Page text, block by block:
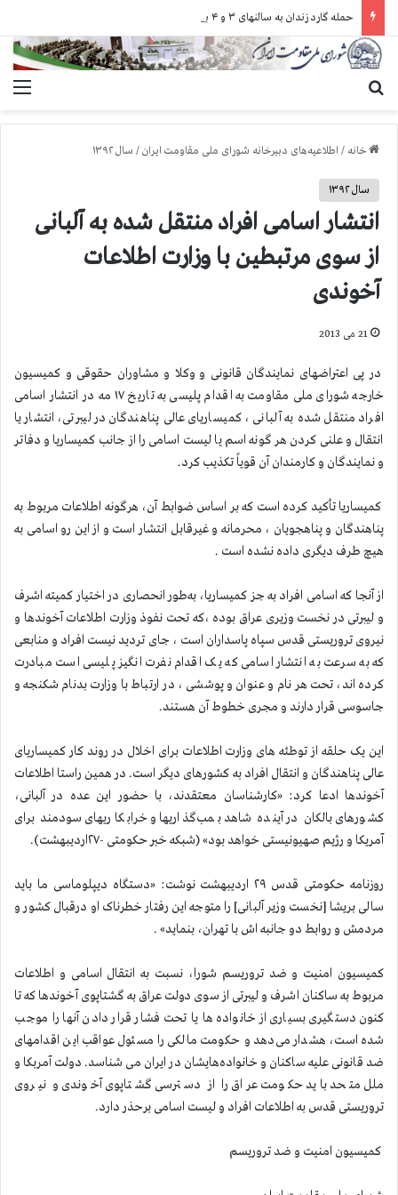
خانه / اطلاعیه‌های دبیرخانه شورای ملی مقاومت ایران/ سال ۱۳۹۲
سال ۱۳۹۲
انتشار اسامی افراد منتقل شده به آلبانی
از سوی مرتبطین با وزارت اطلاعات
آخوندی
21 می 2013
در پی اعتراضهای نمایندگان قانونی و وکلا و مشاوران حقوقی و کمیسیون
خارجه شورای ملی مقاومت به اقدام پلیسی به تاریخ ۱۷ مه در انتشار اسامی
افراد منتقل شده به آلبانی ، کمیساریای عالی پناهندگان در لیبرتی، انتشار یا
انتقال و علنی کردن هر گونه اسم یا لیست اسامی را از جانب کمیساریا و دفاتر
و نمایندگان و کارمندان آن قویاً تکذیب کرد.
کمیساریا تأکید کرده است که بر اساس ضوابط آن، هرگونه اطلاعات مربوط به
پناهندگان و پناهجویان ، محرمانه و غیرقابل انتشار است و از این رو اسامی به
هیچ طرف دیگری داده نشده است .
از آنجا که اسامی افراد به جز کمیساریا، به‌طور انحصاری در اختیار کمیته اشرف
و لیبرتی در نخست وزیری عراق بوده ،که تحت نفوذ وزارت اطلاعات آخوندها و
نیروی تروریستی قدس سپاه پاسداران است ، جای تردید نیست افراد و منابعی
که به سرعت به انتشار اسامی که یک اقدام نفرت انگیز پلیسی است مبادرت
کرده اند، تحت هر نام و عنوان و پوششی ، در ارتباط با وزارت بدنام شکنجه و
جاسوسی قرار دارند و مجری خطوط آن هستند.
این یک حلقه از توطئه های وزارت اطلاعات برای اخلال در روند کار کمیساریای
عالی پناهندگان و انتقال افراد به کشورهای دیگر است. در همین راستا اطلاعات
آخوندها ادعا کرد: «کارشناسان معتقدند، با حضور این عده در آلبانی،
کشورهای بالکان در آینده شاهد بمب‌گذاریها و خرابکاریهای سودمند برای
آمریکا و رژیم صهیونیستی خواهد بود» (شبکه خبر حکومتی -۲۷اردیبهشت).
روزنامه حکومتی قدس ۲۹ اردیبهشت نوشت: «دستگاه دیپلوماسی ما باید
سالی بریشا [نخست وزیر آلبانی] را متوجه این رفتار خطرناک او درقبال کشور و
مردمش و روابط دو جانبه اش با تهران، بنماید» .
کمیسیون امنیت و ضد تروریسم شورا، نسبت به انتقال اسامی و اطلاعات
مربوط به ساکنان اشرف و لیبرتی از سوی دولت عراق به گشتاپوی آخوندها که تا
کنون دستگیری بسیاری از خانواده ها یا تحت فشار قرار دادن آنها را موجب
شده است، هشدار می‌دهد و حکومت مالکی را مسئول عواقب این اقدامهای
ضد قانونی علیه ساکنان و خانواده‌هایشان در ایران می شناسد. دولت آمربکا و
ملل متحد باید حکومت عراق را از دسترسی گشتاپوی آخوندی و نیروی
تروریستی قدس به اطلاعات افراد و لیست اسامی برحذر دارد.
کمیسیون امنیت و ضد تروریسم